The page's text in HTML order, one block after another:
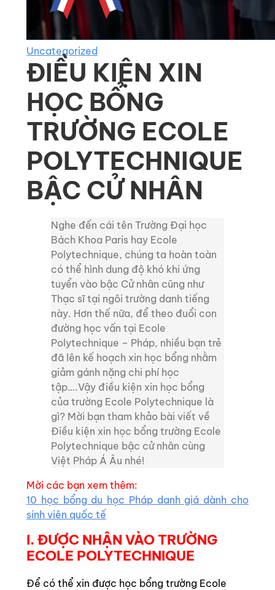
Uncategorized
ĐIỀU KIỆN XIN
HỌC BỔNG
TRƯỜNG ECOLE
POLYTECHNIQUE
BẬC CỬ NHÂN
Nghe đến cái tên Trường Đại học
Bách Khoa Paris hay Ecole
Polytechnique, chúng ta hoàn toàn
có thể hình dung độ khó khi ứng
tuyển vào bậc Cử nhân cũng như
Thạc sĩ tại ngôi trường danh tiếng
này. Hơn thế nữa, để theo đuổi con
đường học vấn tại Ecole
Polytechnique – Pháp, nhiều bạn trẻ
đã lên kế hoạch xin học bổng nhằm
giảm gánh nặng chi phí học
tập….Vậy điều kiện xin học bổng
của trường Ecole Polytechnique là
gì? Mời bạn tham khảo bài viết về
Điều kiện xin học bổng trường Ecole
Polytechnique bậc cử nhân cùng
Việt Pháp Á Âu nhé!
Mời các bạn xem thêm:
10 học bổng du học Pháp danh giá dành cho
sinh viên quốc tế
I. ĐƯỢC NHẬN VÀO TRƯỜNG
ECOLE POLYTECHNIQUE
Để có thể xin được học bổng trường Ecole